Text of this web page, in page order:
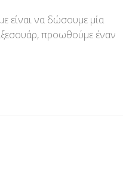
είναι να δώσουμε μία
προωθούμε έναν